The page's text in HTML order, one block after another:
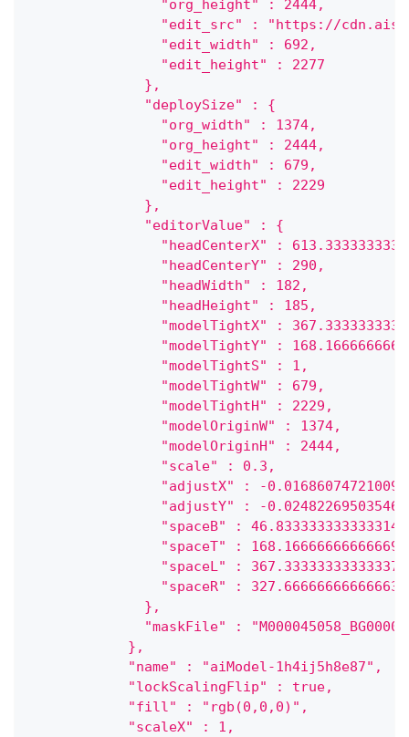
                "org_height" : 2444,
"edit_src" : "https://
                "edit_width" : 692,
                "edit_height" : 2277
              },
              "deploySize" : {
                "org_width" : 1374,
                "org_height" : 2444,
                "edit_width" : 679,
                "edit_height" : 2229
              },
              "editorValue" : {
"headCenterX" :
                "headCenterY" : 290,
                "headWidth" : 182,
                "headHeight" : 185,
"modelTightX" :
"modelTightY" :
                "modelTightS" : 1,
                "modelTightW" : 679,
                "modelTightH" : 2229,
                "modelOriginW" : 1374,
                "modelOriginH" : 2444,
                "scale" : 0.3,
"adjustX" : -
"adjustY" : -
                "spaceB" : 46.833333333333314,
                "spaceT" : 168.16666666666669,
                "spaceL" : 367.33333333333337,
                "spaceR" : 327.66666666666663
              },
"maskFile" :
            },
            "name" : "aiModel-1h4ij5h8e87",
            "lockScalingFlip" : true,
            "fill" : "rgb(0,0,0)",
            "scaleX" : 1,